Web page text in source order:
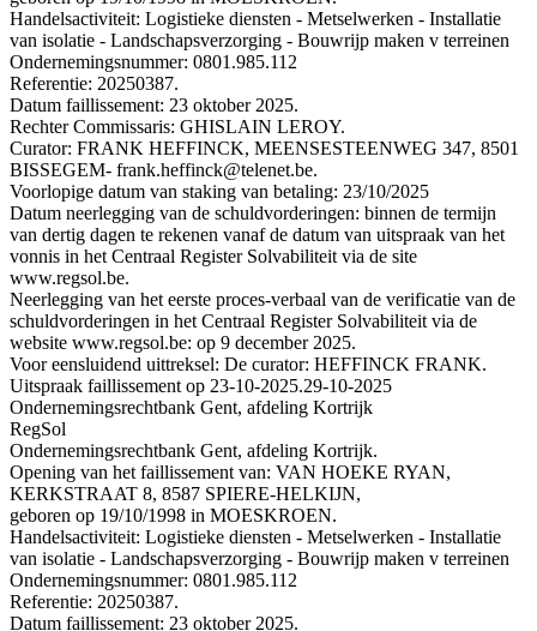
Handelsactiviteit: Logistieke diensten - Metselwerken - Installatie
van isolatie - Landschapsverzorging - Bouwrijp maken v terreinen
Ondernemingsnummer: 0801.985.112
Referentie: 20250387.
Datum faillissement: 23 oktober 2025.
Rechter Commissaris: GHISLAIN LEROY.
Curator: FRANK HEFFINCK, MEENSESTEENWEG 347, 8501
BISSEGEM- frank.heffinck@telenet.be.
Voorlopige datum van staking van betaling: 23/10/2025
Datum neerlegging van de schuldvorderingen: binnen de termijn
van dertig dagen te rekenen vanaf de datum van uitspraak van het
vonnis in het Centraal Register Solvabiliteit via de site
www.regsol.be.
Neerlegging van het eerste proces-verbaal van de verificatie van de
schuldvorderingen in het Centraal Register Solvabiliteit via de
website www.regsol.be: op 9 december 2025.
Voor eensluidend uittreksel: De curator: HEFFINCK FRANK.
Uitspraak faillissement op 23-10-2025.29-10-2025
Ondernemingsrechtbank Gent, afdeling Kortrijk
RegSol
Ondernemingsrechtbank Gent, afdeling Kortrijk.
Opening van het faillissement van: VAN HOEKE RYAN,
KERKSTRAAT 8, 8587 SPIERE-HELKIJN,
geboren op 19/10/1998 in MOESKROEN.
Handelsactiviteit: Logistieke diensten - Metselwerken - Installatie
van isolatie - Landschapsverzorging - Bouwrijp maken v terreinen
Ondernemingsnummer: 0801.985.112
Referentie: 20250387.
Datum faillissement: 23 oktober 2025.